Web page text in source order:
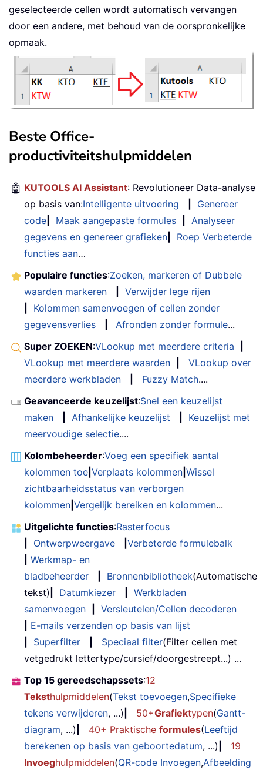
geselecteerde cellen wordt automatisch vervangen
door een andere, met behoud van de oorspronkelijke
opmaak.
Beste Office-
productiviteitshulpmiddelen
🤖 KUTOOLS AI Assistant: Revolutioneer Data-analyse
op basis van:Intelligente uitvoering
Genereer
code
Maak aangepaste formules
Analyseer
gegevens en genereer grafieken
Roep Verbeterde
functies aan…
Populaire functies:Zoeken, markeren of Dubbele
waarden markeren
Verwijder lege rijen
Kolommen samenvoegen of cellen zonder
gegevensverlies
Afronden zonder formule...
Super ZOEKEN:VLookup met meerdere criteria
VLookup met meerdere waarden
VLookup over
meerdere werkbladen
Fuzzy Match....
Geavanceerde keuzelijst:Snel een keuzelijst
maken
Afhankelijke keuzelijst
Keuzelijst met
meervoudige selectie....
Kolombeheerder:Voeg een specifiek aantal
kolommen toe Verplaats kolommen Wissel
zichtbaarheidsstatus van verborgen
kolommen Vergelijk bereiken en kolommen...
Uitgelichte functies:Rasterfocus
Ontwerpweergave
Verbeterde formulebalk
Werkmap- en
bladbeheerder
Bronnenbibliotheek(Automatische
tekst)
Datumkiezer
Werkbladen
samenvoegen
Versleutelen/Cellen decoderen
E-mails verzenden op basis van lijst
Superfilter Speciaal filter(Filter cellen met
vetgedrukt lettertype/cursief/doorgestreept...) ...
Top 15 gereedschapssets:12
Teksthulpmiddelen(Tekst toevoegen,Specifieke
tekens verwijderen, ...) 50+Grafiektypen(Gantt-
diagram, ...) 40+ Praktische formules(Leeftijd
berekenen op basis van geboortedatum, ...)
19
Invoeghulpmiddelen(QR-code Invoegen,Afbeelding